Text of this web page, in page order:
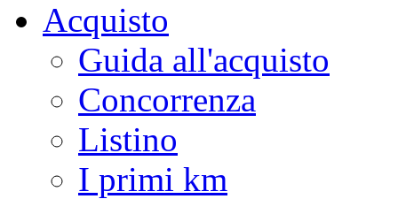
Acquisto
Guida all'acquisto
Concorrenza
Listino
I primi km